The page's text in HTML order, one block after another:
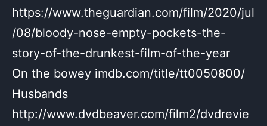
https://www.theguardian.com/film/2020/jul
/08/bloody-nose-empty-pockets-the-
story-of-the-drunkest-film-of-the-year
On the bowey imdb.com/title/tt0050800/
Husbands
http://www.dvdbeaver.com/film2/dvdrevie